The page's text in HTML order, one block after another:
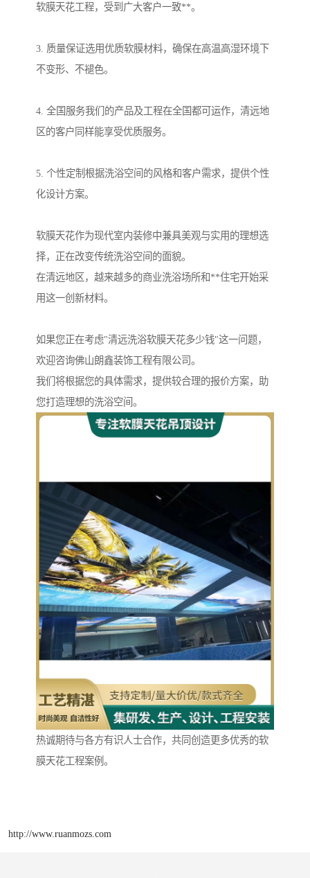
软膜天花工程，受到广大客户一致**。
3. 质量保证选用优质软膜材料，确保在高温高湿环境下
不变形、不褪色。
4. 全国服务我们的产品及工程在全国都可运作，清远地
区的客户同样能享受优质服务。
5. 个性定制根据洗浴空间的风格和客户需求，提供个性
化设计方案。
软膜天花作为现代室内装修中兼具美观与实用的理想选
择，正在改变传统洗浴空间的面貌。
在清远地区，越来越多的商业洗浴场所和**住宅开始采
用这一创新材料。
如果您正在考虑"清远洗浴软膜天花多少钱"这一问题，
欢迎咨询佛山朗鑫装饰工程有限公司。
我们将根据您的具体需求，提供较合理的报价方案，助
您打造理想的洗浴空间。
热诚期待与各方有识人士合作，共同创造更多优秀的软
膜天花工程案例。
http://www.ruanmozs.com